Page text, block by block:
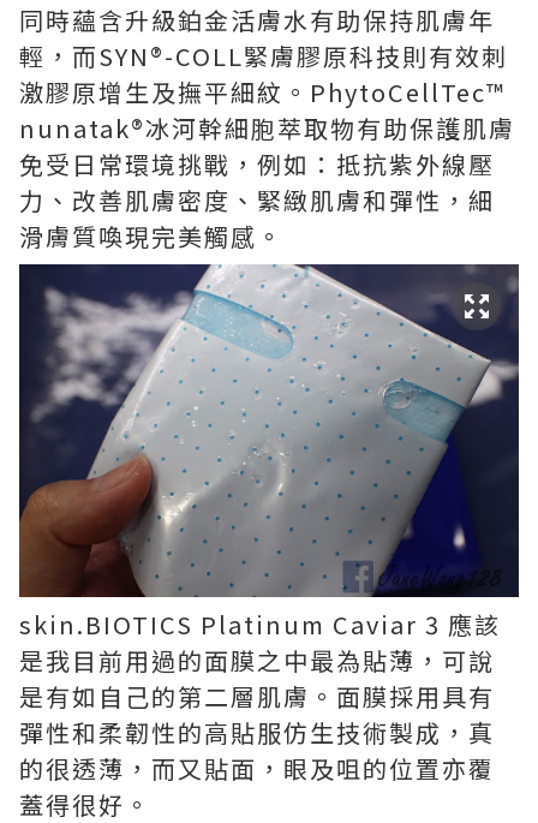
同時蘊含升級鉑金活膚水有助保持肌膚年
輕，而SYN®-COLL緊膚膠原科技則有效刺
激膠原增生及撫平細紋。PhytoCellTec™
nunatak®冰河幹細胞萃取物有助保護肌膚
免受日常環境挑戰，例如：抵抗紫外線壓
力、改善肌膚密度、緊緻肌膚和彈性，細
滑膚質喚現完美觸感。
skin.BIOTICS Platinum Caviar 3 應該
是我目前用過的面膜之中最為貼薄，可說
是有如自己的第二層肌膚。面膜採用具有
彈性和柔韌性的高貼服仿生技術製成，真
的很透薄，而又貼面，眼及咀的位置亦覆
蓋得很好。